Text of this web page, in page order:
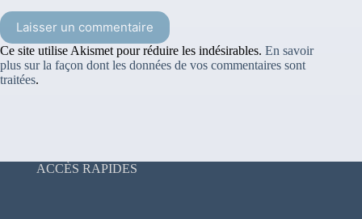
Laisser un commentaire
Ce site utilise Akismet pour réduire les indésirables. En savoir
plus sur la façon dont les données de vos commentaires sont
traitées.
ACCÈS RAPIDES